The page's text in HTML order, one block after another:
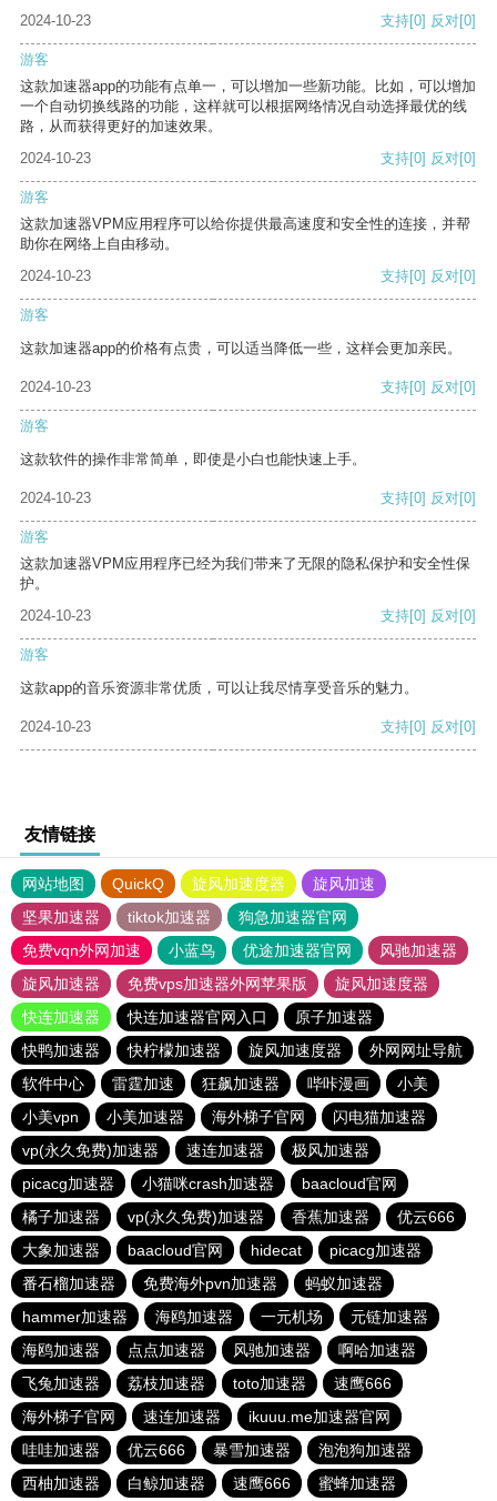
2024-10-23 支持[0] 反对[0]
游客
这款加速器app的功能有点单一，可以增加一些新功能。比如，可以增加
一个自动切换线路的功能，这样就可以根据网络情况自动选择最优的线
路，从而获得更好的加速效果。
2024-10-23
支持[0] 反对[0]
游客
这款加速器VPM应用程序可以给你提供最高速度和安全性的连接，并帮
助你在网络上自由移动。
2024-10-23
支持[0] 反对[0]
游客
这款加速器app的价格有点贵，可以适当降低一些，这样会更加亲民。
2024-10-23 支持[0] 反对[0]
游客
这款软件的操作非常简单，即使是小白也能快速上手。
2024-10-23 支持[0] 反对[0]
游客
这款加速器VPM应用程序已经为我们带来了无限的隐私保护和安全性保
护。
2024-10-23
支持[0] 反对[0]
游客
这款app的音乐资源非常优质，可以让我尽情享受音乐的魅力。
2024-10-23 支持[0] 反对[0]
友情链接
网站地图 QuickQ 旋风加速度器
旋风加速
坚果加速器
tiktok加速器
狗急加速器官网
免费vqn外网加速
小蓝鸟 优途加速器官网
风驰加速器
旋风加速器
免费vps加速器外网苹果版
旋风加速度器
快连加速器
快连加速器官网入口
原子加速器
快鸭加速器
快柠檬加速器 旋风加速度器
外网网址导航
软件中心
雷霆加速 狂飙加速器 哔咔漫画
小美
小美vpn
小美加速器 海外梯子官网
闪电猫加速器
vp(永久免费)加速器
速连加速器
极风加速器
picacg加速器
小猫咪crash加速器
baacloud官网
橘子加速器
vp(永久免费)加速器 香蕉加速器
优云666
大象加速器
baacloud官网 hidecat
picacg加速器
番石榴加速器
免费海外pvn加速器
蚂蚁加速器
hammer加速器
海鸥加速器 一元机场
元链加速器
海鸥加速器
点点加速器 风驰加速器
啊哈加速器
飞兔加速器
荔枝加速器 toto加速器
速鹰666
海外梯子官网
速连加速器
ikuuu.me加速器官网
哇哇加速器
优云666 暴雪加速器
泡泡狗加速器
西柚加速器
白鲸加速器 速鹰666 蜜蜂加速器